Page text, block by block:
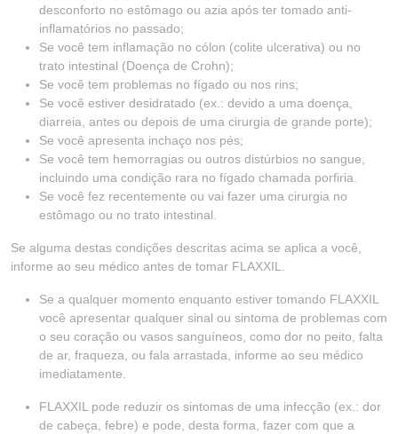
desconforto no estômago ou azia após ter tomado anti-
inflamatórios no passado;
Se você tem inflamação no cólon (colite ulcerativa) ou no
trato intestinal (Doença de Crohn);
Se você tem problemas no fígado ou nos rins;
Se você estiver desidratado (ex.: devido a uma doença,
diarreia, antes ou depois de uma cirurgia de grande porte);
Se você apresenta inchaço nos pés;
Se você tem hemorragias ou outros distúrbios no sangue,
incluindo uma condição rara no fígado chamada porfiria.
Se você fez recentemente ou vai fazer uma cirurgia no
estômago ou no trato intestinal.
Se alguma destas condições descritas acima se aplica a você,
informe ao seu médico antes de tomar FLAXXIL.
Se a qualquer momento enquanto estiver tomando FLAXXIL
você apresentar qualquer sinal ou sintoma de problemas com
o seu coração ou vasos sanguíneos, como dor no peito, falta
de ar, fraqueza, ou fala arrastada, informe ao seu médico
imediatamente.
FLAXXIL pode reduzir os sintomas de uma infecção (ex.: dor
de cabeça, febre) e pode, desta forma, fazer com que a